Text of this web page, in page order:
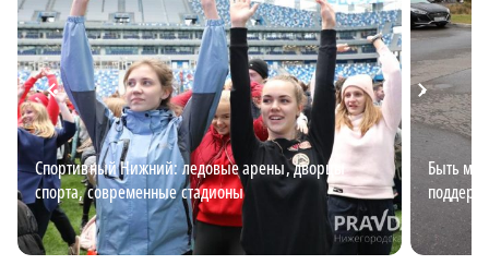
Спортивный Нижний: ледовые арены, дворцы
спорта, современные стадионы
Быть